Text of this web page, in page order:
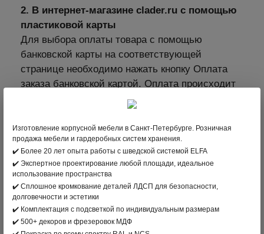
2. В интернет-магазине clader.ru с помощью
пластиковой карты
Для выбора оплаты товара с помощью
банковской карты на соответствующей
странице необходимо нажать кнопку Оплата
заказа банковской картой. Оплата происходит
через ПАО СБЕРБАНК с использованием
систем: МИР, VISA International, Mastercard
Worldwide, JCB
3. Оплата по безналичному расчету –
подходит для Юридических лиц
Изготовление корпусной мебели в Санкт-Петербурге. Розничная
продажа мебели и гардеробных систем хранения.
✔️ Более 20 лет опыта работы с шведской системой ELFA
✔️ Экспертное проектирование любой площади, идеальное
использование пространства
✔️ Сплошное кромкование деталей ЛДСП для безопасности,
долговечности и эстетики
✔️ Комплектация с подсветкой по индивидуальным размерам
✔️ 500+ декоров и фрезеровок МДФ